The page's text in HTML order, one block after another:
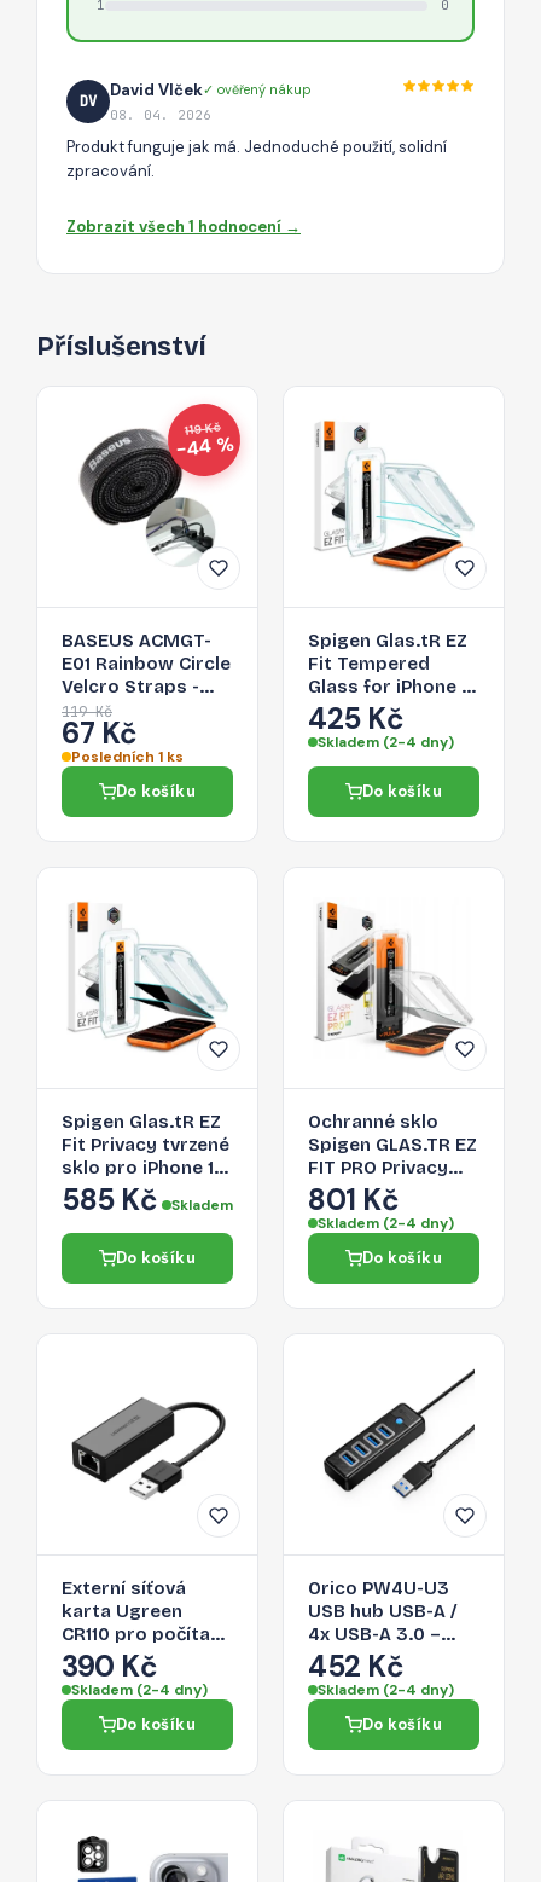
1 0
DV
David Vlček✓ ověřený nákup
08. 04. 2026
Produkt funguje jak má. Jednoduché použití, solidní
zpracování.
Zobrazit všech 1 hodnocení →
Příslušenství
119 Kč
−44 %
BASEUS ACMGT-
E01 Rainbow Circle
Velcro Straps -
páska na suchý zip
pro organizaci
kabelů, 1m, černá
119 Kč
67 Kč
Posledních 1 ks
Do košíku
Spigen Glas.tR EZ
Fit Tempered
Glass for iPhone 16
Pro Max / 17 Pro
Max - 2 pcs.
425 Kč
Skladem (2-4 dny)
Do košíku
Spigen Glas.tR EZ
Fit Privacy tvrzené
sklo pro iPhone 16
Pro Max / 17 Pro
Max – 2 ks
585 Kč Skladem
Do košíku
Ochranné sklo
Spigen GLAS.TR EZ
FIT PRO Privacy
pro iPhone 16 Pro
Max / 17 Pro Max -
privacy
(soukromí)
801 Kč
Skladem (2-4 dny)
Do košíku
Externí síťová
karta Ugreen
CR110 pro počítač
a chytrý telefon -
černá
390 Kč
Skladem (2-4 dny)
Do košíku
Orico PW4U-U3
USB hub USB-A /
4x USB-A 3.0 –
černá
452 Kč
Skladem (2-4 dny)
Do košíku